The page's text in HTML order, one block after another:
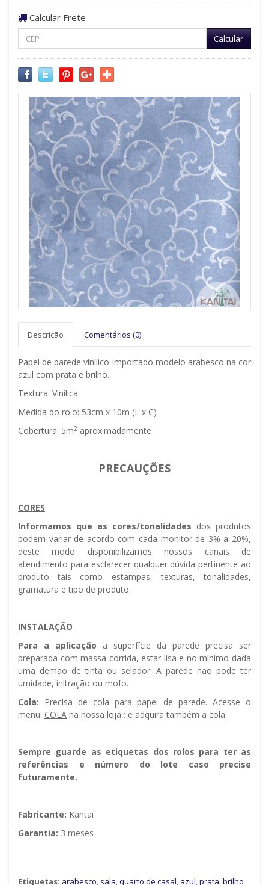
Calcular Frete
Calcular
Descrição Comentários (0)
Papel de parede vinílico importado modelo arabesco na cor
azul com prata e brilho.
Textura: Vinílica
Medida do rolo: 53cm x 10m (L x C)
Cobertura: 5m2 aproximadamente
PRECAUÇÕES
CORES
Informamos que as cores/tonalidades dos produtos
podem variar de acordo com cada monitor de 3% a 20%,
deste modo disponibilizamos nossos canais de
atendimento para esclarecer qualquer dúvida pertinente ao
produto tais como estampas, texturas, tonalidades,
gramatura e tipo de produto.
INSTALAÇÃO
Para a aplicação a superfície da parede precisa ser
preparada com massa corrida, estar lisa e no mínimo dada
uma demão de tinta ou selador. A parede não pode ter
umidade, infiltração ou mofo.
Cola: Precisa de cola para papel de parede. Acesse o
menu: COLA na nossa loja : e adquira também a cola.
Sempre guarde as etiquetas dos rolos para ter as
referências e número do lote caso precise
futuramente.
Fabricante: Kantai
Garantia: 3 meses
Etiquetas: arabesco, sala,quarto de casal, azul,prata,brilho